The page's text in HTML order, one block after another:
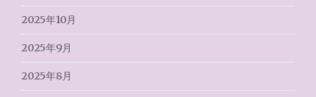
2025年10月
2025年9月
2025年8月